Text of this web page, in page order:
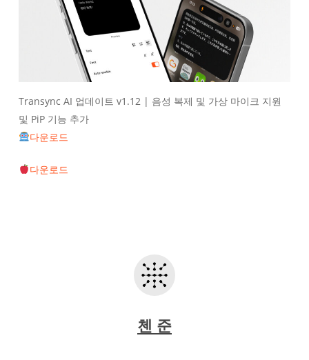
Transync AI 업데이트 v1.12 | 음성 복제 및 가상 마이크 지원
및 PiP 기능 추가
다운로드
다운로드
첸 준